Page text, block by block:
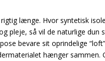
længe. Hvor syntetisk
pleje, så vil de naturlige
bevare sit oprindelige
hænger